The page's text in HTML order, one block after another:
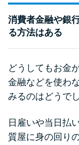
消費者金融や銀
る方法はある
どうしてもお金
金融などを使わ
みるのはどうで
日雇いや当日払
質屋に身の回り